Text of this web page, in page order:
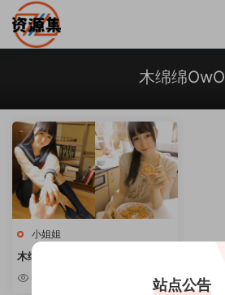
木绵绵OwO
小姐姐
木绵绵OwO – 萌甜妹子写真合集
[持续更新]
站点公告